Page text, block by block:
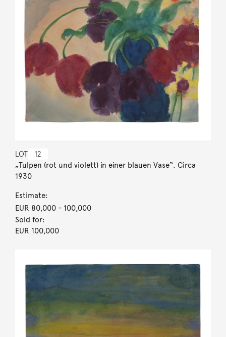
LOT 12
„Tulpen (rot und violett) in einer blauen Vase“. Circa
1930
Estimate:
EUR 80,000- 100,000
Sold for:
EUR 100,000